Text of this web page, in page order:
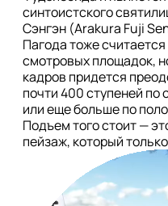
синтоистского
Сэнгэн (Arakura Fuji
Пагода тоже
смотровых площадок,
кадров придется
почти 400 ступеней по
или еще больше по
Подъем того стоит —